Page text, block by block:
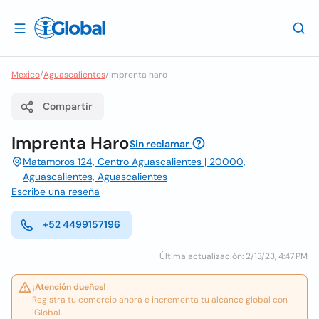
Mexico/Aguascalientes/Imprenta haro
Compartir
Imprenta HaroSin reclamar
Matamoros 124, Centro Aguascalientes | 20000,
Aguascalientes, Aguascalientes
Escribe una reseña
+52 4499157196
Última actualización: 2/13/23, 4:47 PM
¡Atención dueños!
Registra tu comercio ahora e incrementa tu alcance global con
iGlobal.